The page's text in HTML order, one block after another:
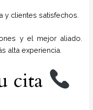
y clientes satisfechos.
y el mejor aliado.
alta experiencia.
cita